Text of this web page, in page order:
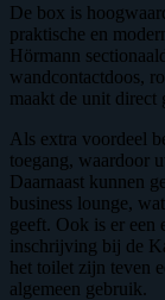
De box is
praktische en
Hörmann
wandcontactdoos,
maakt de unit
Als extra voordeel
toegang, waardoor
Daarnaast kunnen
business lounge,
geeft. Ook is er een
inschrijving bij de
het toilet zijn teven
algemeen gebruik.